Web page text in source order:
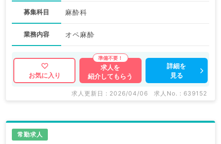
募集科目 麻酔科
業務内容 オペ麻酔
お気に入り
求人を
紹介してもらう
詳細を
見る
求人更新日 : 2026/04/06 求人No. : 639152
常勤求人